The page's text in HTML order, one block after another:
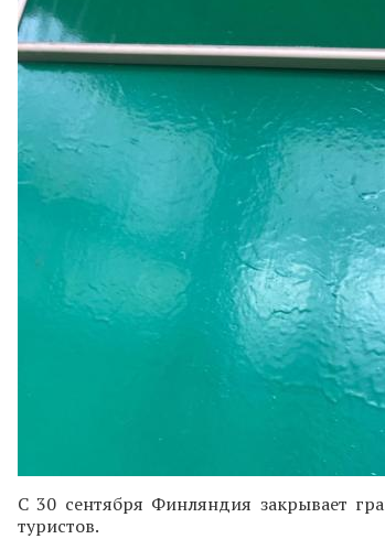
С 30 сентября Финляндия закрывает
туристов.